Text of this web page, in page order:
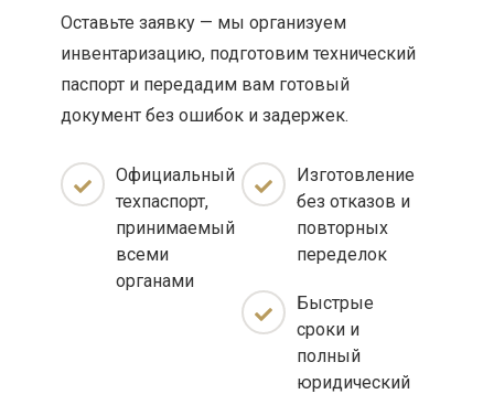
Оставьте заявку — мы организуем
инвентаризацию, подготовим технический
паспорт и передадим вам готовый
документ без ошибок и задержек.
Официальный
техпаспорт,
принимаемый
всеми
органами
Изготовление
без отказов и
повторных
переделок
Быстрые
сроки и
полный
юридический